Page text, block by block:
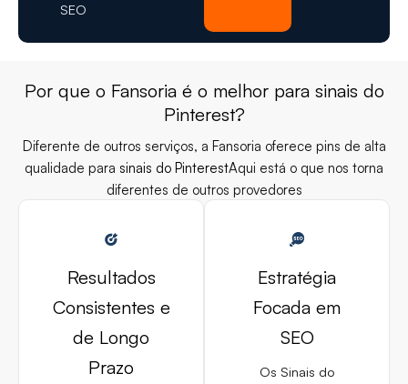
SEO
Por que o Fansoria é o melhor para sinais do
Pinterest?
Diferente de outros serviços, a Fansoria oferece pins de alta
qualidade para sinais do PinterestAqui está o que nos torna
diferentes de outros provedores
Resultados
Consistentes e
de Longo
Prazo
Estratégia
Focada em
SEO
Os Sinais do